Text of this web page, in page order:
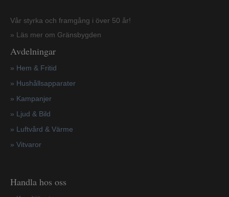
Vår styrka och framgång i över 50 år!
» Läs mer om Gränsbygden
Avdelningar
» Hem & Fritid
» Hushållsapparater
» Kampanjer
» Ljud & Bild
» Luftvård & Värme
» Vitvaror
Handla hos oss